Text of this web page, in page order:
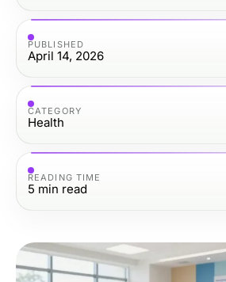
PUBLISHED
April 14, 2026
CATEGORY
Health
READING TIME
5 min read